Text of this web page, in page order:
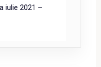
iulie 2021 –